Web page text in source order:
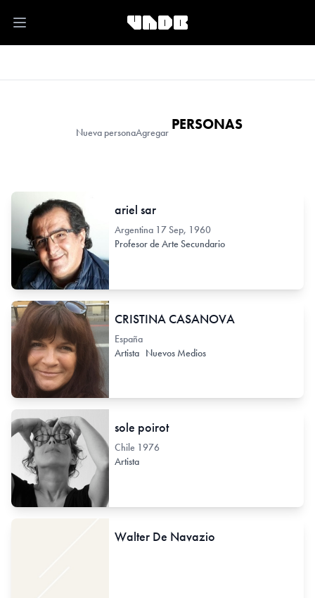
Open main menu
Nueva personaAgregar PERSONAS
ariel sar
Argentina 17 Sep, 1960
Profesor de Arte Secundario
CRISTINA CASANOVA
España
Artista Nuevos Medios
sole poirot
Chile 1976
Artista
Walter De Navazio